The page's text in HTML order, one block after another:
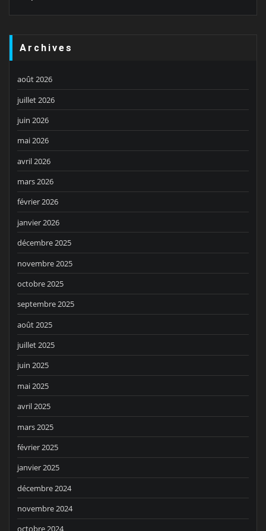
Archives
août 2026
juillet 2026
juin 2026
mai 2026
avril 2026
mars 2026
février 2026
janvier 2026
décembre 2025
novembre 2025
octobre 2025
septembre 2025
août 2025
juillet 2025
juin 2025
mai 2025
avril 2025
mars 2025
février 2025
janvier 2025
décembre 2024
novembre 2024
octobre 2024